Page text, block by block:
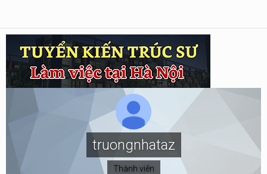
truongnhataz
Thành viên